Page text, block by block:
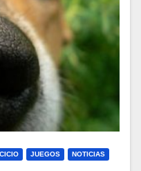
JUEGOS NOTICIAS